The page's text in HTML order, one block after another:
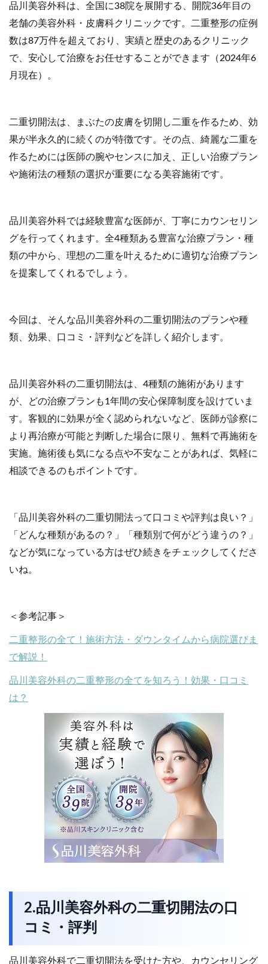
品川美容外科は、全国に38院を展開する、開院36年目の
老舗の美容外科・皮膚科クリニックです。二重整形の症例
数は87万件を超えており、実績と歴史のあるクリニック
で、安心して治療をお任せすることができます（2024年6
月現在）。
二重切開法は、まぶたの皮膚を切開し二重を作るため、効
果が半永久的に続くのが特徴です。その点、綺麗な二重を
作るためには医師の腕やセンスに加え、正しい治療プラン
や施術法の種類の選択が重要になる美容施術です。
品川美容外科では経験豊富な医師が、丁寧にカウンセリン
グを行ってくれます。全4種類ある豊富な治療プラン・種
類の中から、理想の二重を叶えるために適切な治療プラン
を提案してくれるでしょう。
今回は、そんな品川美容外科の二重切開法のプランや種
類、効果、口コミ・評判などを詳しく紹介します。
品川美容外科の二重切開法は、4種類の施術があります
が、どの治療プランも1年間の安心保障制度を設けていま
す。客観的に効果が全く認められないなど、医師が診察に
より再治療が可能と判断した場合に限り、無料で再施術を
実施。施術後も気になる点や不安なことがあれば、気軽に
相談できるのもポイントです。
「品川美容外科の二重切開法って口コミや評判は良い？」
「どんな種類があるの？」「種類別で何がどう違うの？」
などが気になっている方はぜひ続きをチェックしてくださ
いね。
＜参考記事＞
二重整形の全て！施術方法・ダウンタイムから病院選びま
で解説！
品川美容外科の二重整形の全てを知ろう！効果・口コミ
は？
2.品川美容外科の二重切開法の口
コミ・評判
品川美容外科で二重切開法を受けた方や、カウンセリング